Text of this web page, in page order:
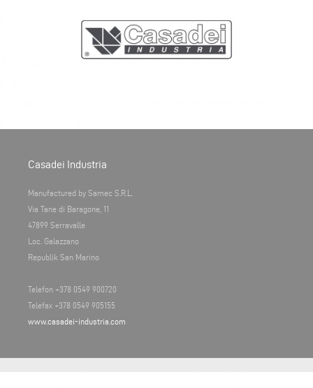
Casadei Industria
Manufactured by Samec S.R.L.
Via Tane di Baragone, 11
47899 Serravalle
Loc. Galazzano
Republik San Marino
Telefon +378 0549 900720
Telefax +378 0549 905155
www.casadei-industria.com